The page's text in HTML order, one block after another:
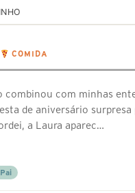
COMIDA
combinou com minhas
de aniversário surpresa
a Laura aparec…
Pai